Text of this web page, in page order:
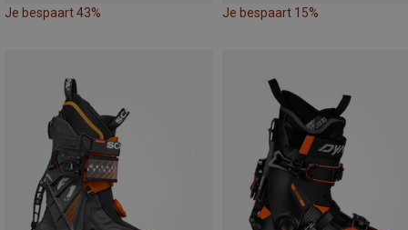
Je bespaart 43% Je bespaart 15%